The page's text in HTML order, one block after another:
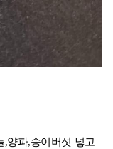
,양파,송이버섯 넣고